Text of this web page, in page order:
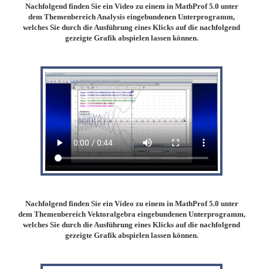
Nachfolgend finden Sie ein Video zu einem in MathProf 5.0 unter
dem Themenbereich Analysis eingebundenen Unterprogramm,
welches Sie durch die Ausführung eines Klicks auf die nachfolgend
gezeigte Grafik abspielen lassen können.
Nachfolgend finden Sie ein Video zu einem in MathProf 5.0 unter
dem Themenbereich Vektoralgebra eingebundenen Unterprogramm,
welches Sie durch die Ausführung eines Klicks auf die nachfolgend
gezeigte Grafik abspielen lassen können.